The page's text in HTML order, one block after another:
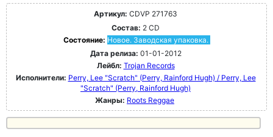
Артикул: CDVP 271763
Состав: 2 CD
Состояние: Новое. Заводская упаковка.
Дата релиза: 01-01-2012
Лейбл: Trojan Records
Исполнители: Perry, Lee "Scratch" (Perry, Rainford Hugh) / Perry, Lee
"Scratch" (Perry, Rainford Hugh)
Жанры: Roots Reggae